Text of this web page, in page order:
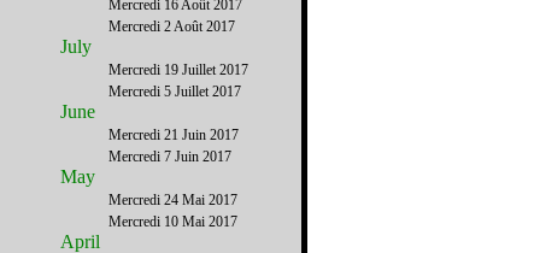
Mercredi 16 Août 2017
Mercredi 2 Août 2017
July
Mercredi 19 Juillet 2017
Mercredi 5 Juillet 2017
June
Mercredi 21 Juin 2017
Mercredi 7 Juin 2017
May
Mercredi 24 Mai 2017
Mercredi 10 Mai 2017
April